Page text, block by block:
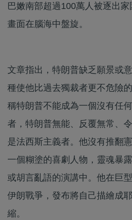
巴嫩南部超過100萬人被逐出
畫面在腦海中盤旋。
文章指出，特朗普缺乏願景或
種使他比過去獨裁者更不危險
稱特朗普不能成為一個沒有任
者，特朗普無能、反覆無常、
是法西斯主義者。他沒有推翻
一個糊塗的喜劇人物，靈魂暴
或胡言亂語的演講中。他在巨
伊朗戰爭，發布將自己描繪成
縮。